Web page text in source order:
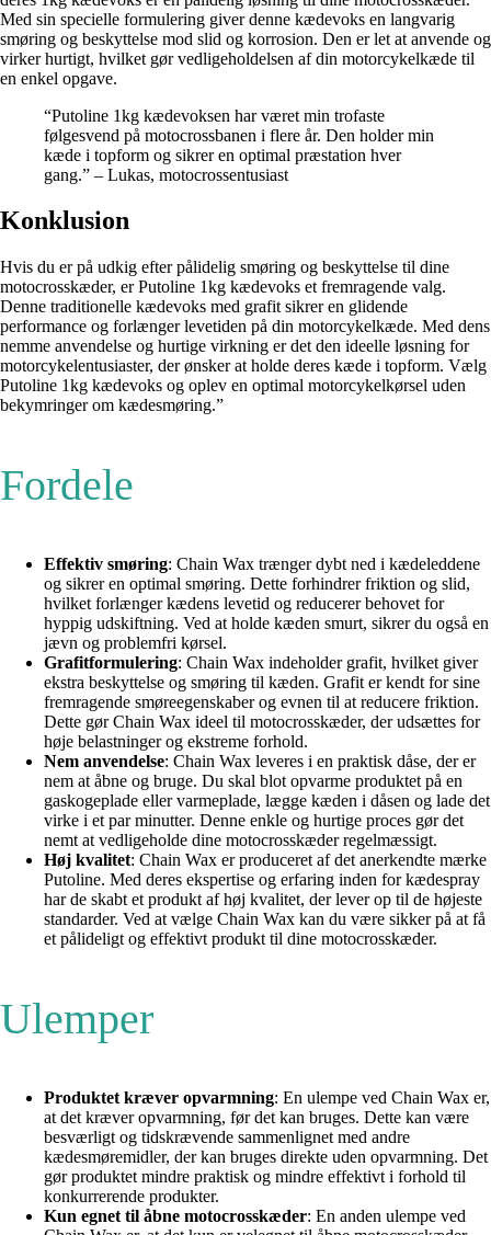
Med sin specielle formulering giver denne kædevoks en langvarig
smøring og beskyttelse mod slid og korrosion. Den er let at anvende og
virker hurtigt, hvilket gør vedligeholdelsen af din motorcykelkæde til
en enkel opgave.
“Putoline 1kg kædevoksen har været min trofaste
følgesvend på motocrossbanen i flere år. Den holder min
kæde i topform og sikrer en optimal præstation hver
gang.” – Lukas, motocrossentusiast
Konklusion
Hvis du er på udkig efter pålidelig smøring og beskyttelse til dine
motocrosskæder, er Putoline 1kg kædevoks et fremragende valg.
Denne traditionelle kædevoks med grafit sikrer en glidende
performance og forlænger levetiden på din motorcykelkæde. Med dens
nemme anvendelse og hurtige virkning er det den ideelle løsning for
motorcykelentusiaster, der ønsker at holde deres kæde i topform. Vælg
Putoline 1kg kædevoks og oplev en optimal motorcykelkørsel uden
bekymringer om kædesmøring.”
Fordele
Effektiv smøring: Chain Wax trænger dybt ned i kædeleddene
og sikrer en optimal smøring. Dette forhindrer friktion og slid,
hvilket forlænger kædens levetid og reducerer behovet for
hyppig udskiftning. Ved at holde kæden smurt, sikrer du også en
jævn og problemfri kørsel.
Grafitformulering: Chain Wax indeholder grafit, hvilket giver
ekstra beskyttelse og smøring til kæden. Grafit er kendt for sine
fremragende smøreegenskaber og evnen til at reducere friktion.
Dette gør Chain Wax ideel til motocrosskæder, der udsættes for
høje belastninger og ekstreme forhold.
Nem anvendelse: Chain Wax leveres i en praktisk dåse, der er
nem at åbne og bruge. Du skal blot opvarme produktet på en
gaskogeplade eller varmeplade, lægge kæden i dåsen og lade det
virke i et par minutter. Denne enkle og hurtige proces gør det
nemt at vedligeholde dine motocrosskæder regelmæssigt.
Høj kvalitet: Chain Wax er produceret af det anerkendte mærke
Putoline. Med deres ekspertise og erfaring inden for kædespray
har de skabt et produkt af høj kvalitet, der lever op til de højeste
standarder. Ved at vælge Chain Wax kan du være sikker på at få
et pålideligt og effektivt produkt til dine motocrosskæder.
Ulemper
Produktet kræver opvarmning: En ulempe ved Chain Wax er,
at det kræver opvarmning, før det kan bruges. Dette kan være
besværligt og tidskrævende sammenlignet med andre
kædesmøremidler, der kan bruges direkte uden opvarmning. Det
gør produktet mindre praktisk og mindre effektivt i forhold til
konkurrerende produkter.
Kun egnet til åbne motocrosskæder: En anden ulempe ved